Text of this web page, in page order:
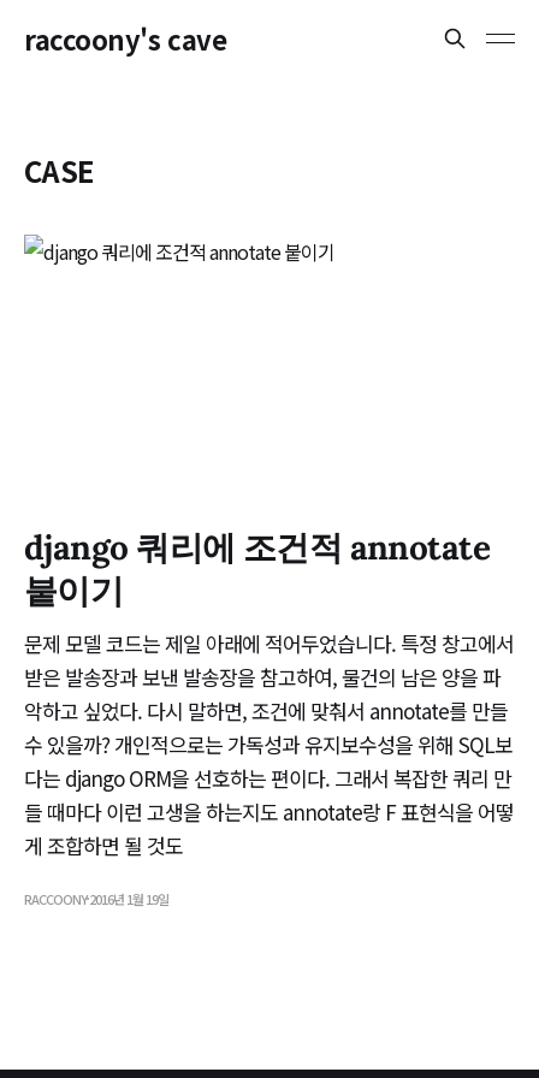
raccoony's cave
CASE
django 쿼리에 조건적 annotate
붙이기
문제 모델 코드는 제일 아래에 적어두었습니다. 특정 창고에서
받은 발송장과 보낸 발송장을 참고하여, 물건의 남은 양을 파
악하고 싶었다. 다시 말하면, 조건에 맞춰서 annotate를 만들
수 있을까? 개인적으로는 가독성과 유지보수성을 위해 SQL보
다는 django ORM을 선호하는 편이다. 그래서 복잡한 쿼리 만
들 때마다 이런 고생을 하는지도 annotate랑 F 표현식을 어떻
게 조합하면 될 것도
RACCOONY2016년 1월 19일